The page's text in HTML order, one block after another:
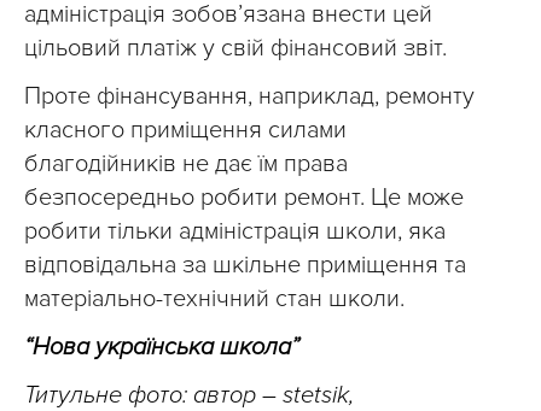
адміністрація зобов’язана внести цей
цільовий платіж у свій фінансовий звіт.
Проте фінансування, наприклад, ремонту
класного приміщення силами
благодійників не дає їм права
безпосередньо робити ремонт. Це може
робити тільки адміністрація школи, яка
відповідальна за шкільне приміщення та
матеріально-технічний стан школи.
“Нова українська школа”
Титульне фото: автор – stetsik,